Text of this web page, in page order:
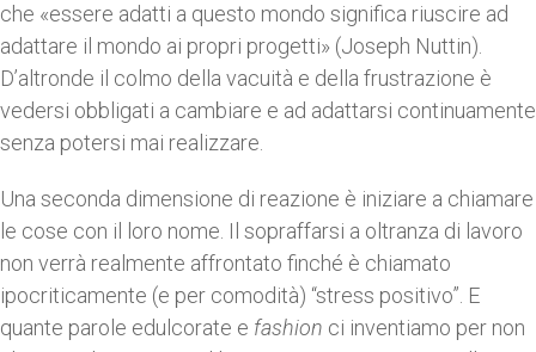
che «essere adatti a questo mondo significa riuscire ad
adattare il mondo ai propri progetti» (Joseph Nuttin).
D’altronde il colmo della vacuità e della frustrazione è
vedersi obbligati a cambiare e ad adattarsi continuamente
senza potersi mai realizzare.
Una seconda dimensione di reazione è iniziare a chiamare
le cose con il loro nome. Il sopraffarsi a oltranza di lavoro
non verrà realmente affrontato finché è chiamato
ipocriticamente (e per comodità) “stress positivo”. E
quante parole edulcorate e fashion ci inventiamo per non